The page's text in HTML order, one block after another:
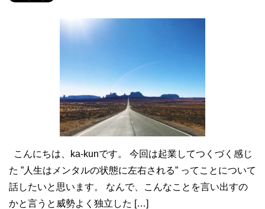
こんにちは、ka-kunです。 今回は起業してつくづく感じ
た ”人生はメンタルの状態に左右される” ってことについて
話したいと思います。 なんで、こんなことを言い出すの
かと言うと威勢よく独立した […]